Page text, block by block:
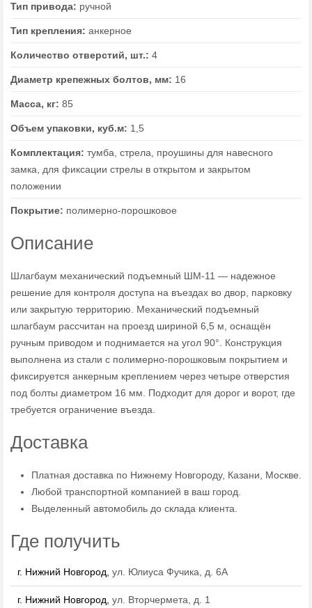
Тип привода: ручной
Тип крепления: анкерное
Количество отверстий, шт.: 4
Диаметр крепежных болтов, мм: 16
Масса, кг: 85
Объем упаковки, куб.м: 1,5
Комплектация: тумба, стрела, проушины для навесного
замка, для фиксации стрелы в открытом и закрытом
положении
Покрытие: полимерно-порошковое
Описание
Шлагбаум механический подъемный ШМ-11 — надежное
решение для контроля доступа на въездах во двор, парковку
или закрытую территорию. Механический подъемный
шлагбаум рассчитан на проезд шириной 6,5 м, оснащён
ручным приводом и поднимается на угол 90°. Конструкция
выполнена из стали с полимерно-порошковым покрытием и
фиксируется анкерным креплением через четыре отверстия
под болты диаметром 16 мм. Подходит для дорог и ворот, где
требуется ограничение въезда.
Доставка
Платная доставка по Нижнему Новгороду, Казани, Москве.
Любой транспортной компанией в ваш город.
Выделенный автомобиль до склада клиента.
Где получить
г. Нижний Новгород, ул. Юлиуса Фучика, д. 6А
г. Нижний Новгород, ул. Вторчермета, д. 1